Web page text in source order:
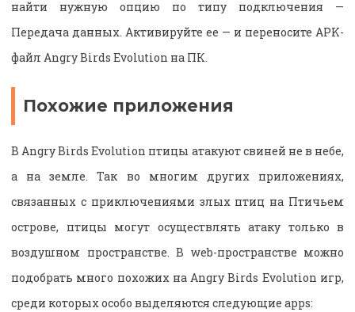
найти нужную опцию по типу подключения —
Передача данных. Активируйте ее — и переносите APK-
файл Angry Birds Evolution на ПК.
Похожие приложения
В Angry Birds Evolution птицы атакуют свиней не в небе,
а на земле. Так во многим других приложениях,
связанных с приключениями злых птиц на Птичьем
острове, птицы могут осуществлять атаку только в
воздушном пространстве. В web-пространстве можно
подобрать много похожих на Angry Birds Evolution игр,
среди которых особо выделяются следующие apps: